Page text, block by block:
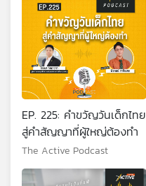
EP. 225: คำขวัญวันเด็กไทย
สู่คำสัญญาที่ผู้ใหญ่ต้องทำ
The Active Podcast